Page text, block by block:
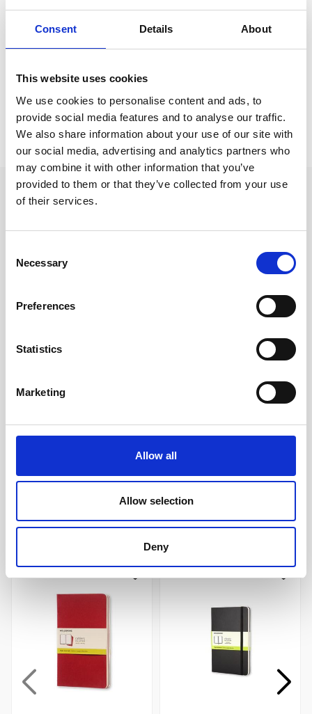
Consent Details About
This website uses cookies
We use cookies to personalise content and ads, to
provide social media features and to analyse our traffic.
We also share information about your use of our site with
our social media, advertising and analytics partners who
may combine it with other information that you’ve
provided to them or that they’ve collected from your use
of their services.
Selection
Necessary
Preferences
Statistics
Marketing
Allow all
Allow selection
Deny
Moleskine
Moleskine /
Moleskine Notebooks
Prishistorik
Lägsta pris senaste 30 dagarna är 279 kr (2026-08-09)
Andra tittade även på
Moleskine Classic Hard
Myrtle Green
269 kr/st
Köp
Moleskine Notebook Large
259 kr/st
Köp
Andra köpte även